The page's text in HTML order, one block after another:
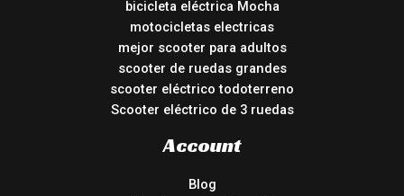
bicicleta eléctrica Mocha
motocicletas electricas
mejor scooter para adultos
scooter de ruedas grandes
scooter eléctrico todoterreno
Scooter eléctrico de 3 ruedas
Account
Blog